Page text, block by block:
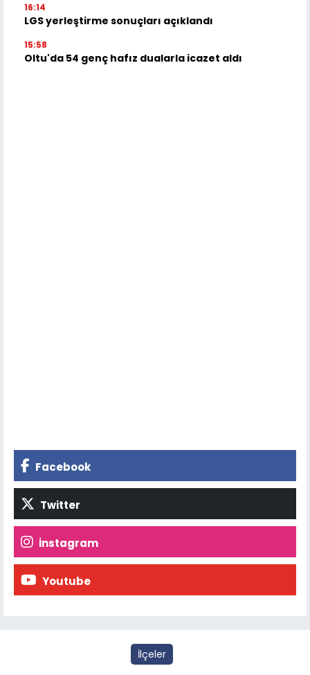
16:14
LGS yerleştirme sonuçları açıklandı
15:58
Oltu'da 54 genç hafız dualarla icazet aldı
Facebook
Twitter
İnstagram
Youtube
İlçeler